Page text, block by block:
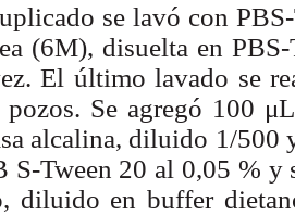
se lavó con
(6M), disuelta en
El último lavado se
pozos. Se agregó 100
alcalina, diluido 1/500
S-Tween 20 al 0,05 %
diluido en buffer